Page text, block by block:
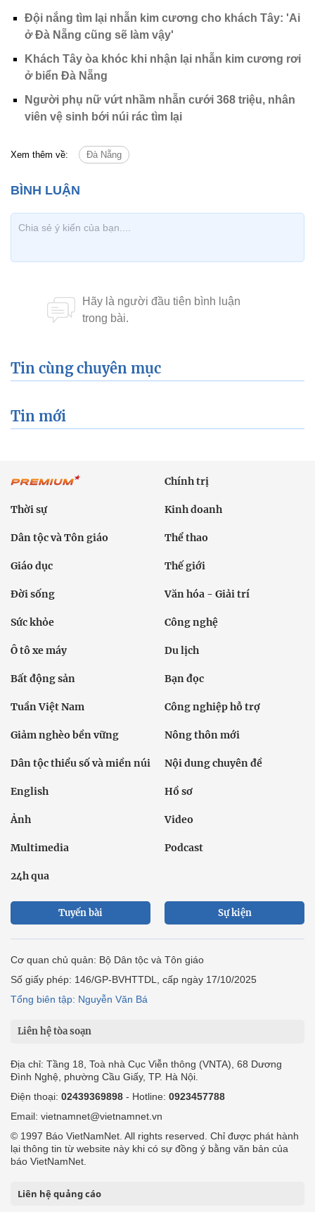
Đội nắng tìm lại nhẫn kim cương cho khách Tây: 'Ai
ở Đà Nẵng cũng sẽ làm vậy'
Khách Tây òa khóc khi nhận lại nhẫn kim cương rơi
ở biển Đà Nẵng
Người phụ nữ vứt nhầm nhẫn cưới 368 triệu, nhân
viên vệ sinh bới núi rác tìm lại
Xem thêm về: Đà Nẵng
Tin cùng chuyên mục
Tin mới
Chính trị
Thời sự Kinh doanh
Dân tộc và Tôn giáo Thể thao
Giáo dục Thế giới
Đời sống Văn hóa - Giải trí
Sức khỏe Công nghệ
Ô tô xe máy Du lịch
Bất động sản Bạn đọc
Tuần Việt Nam Công nghiệp hỗ trợ
Giảm nghèo bền vững Nông thôn mới
Dân tộc thiểu số và miền núi Nội dung chuyên đề
English Hồ sơ
Ảnh Video
Multimedia Podcast
24h qua
Tuyến bài Sự kiện
Cơ quan chủ quản: Bộ Dân tộc và Tôn giáo
Số giấy phép: 146/GP-BVHTTDL, cấp ngày 17/10/2025
Tổng biên tập: Nguyễn Văn Bá
Liên hệ tòa soạn
Địa chỉ: Tầng 18, Toà nhà Cục Viễn thông (VNTA), 68 Dương
Đình Nghệ, phường Cầu Giấy, TP. Hà Nội.
Điện thoại: 02439369898 - Hotline: 0923457788
Email: vietnamnet@vietnamnet.vn
© 1997 Báo VietNamNet. All rights reserved. Chỉ được phát hành
lại thông tin từ website này khi có sự đồng ý bằng văn bản của
báo VietNamNet.
Liên hệ quảng cáo